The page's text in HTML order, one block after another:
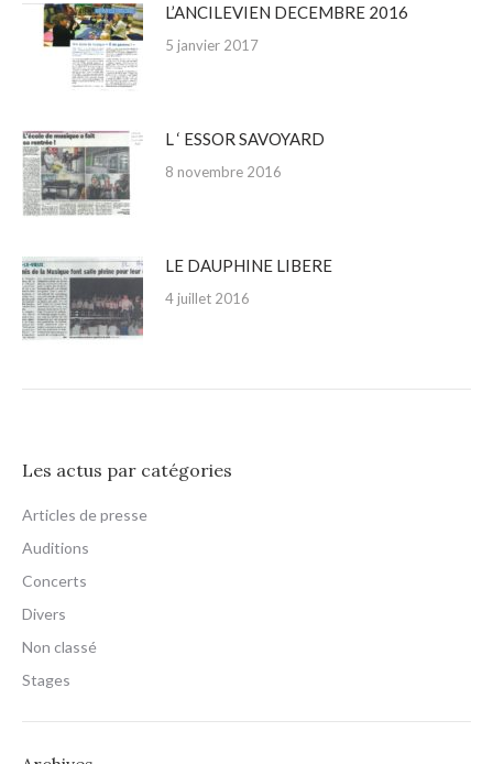
L’ANCILEVIEN DECEMBRE 2016
5 janvier 2017
L ‘ ESSOR SAVOYARD
8 novembre 2016
LE DAUPHINE LIBERE
4 juillet 2016
Les actus par catégories
Articles de presse
Auditions
Concerts
Divers
Non classé
Stages